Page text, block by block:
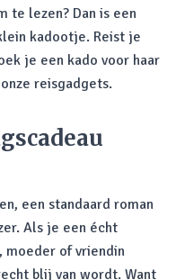
te lezen? Dan is een
kadootje. Reist je
je een kado voor haar
reisgadgets.
een standaard roman
Als je een écht
moeder of vriendin
blij van wordt. Want